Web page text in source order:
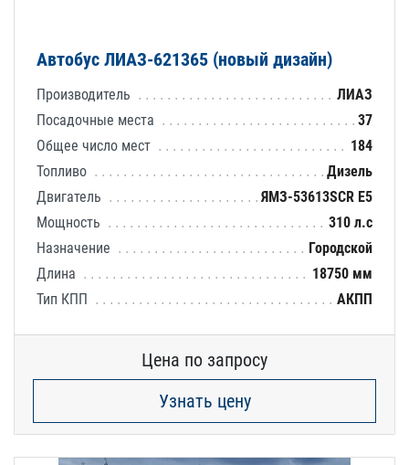
Автобус ЛИАЗ-621365 (новый дизайн)
Производитель
ЛИАЗ
Посадочные места
37
Общее число мест
184
Топливо
Дизель
Двигатель
ЯМЗ-53613SCR E5
Мощность
310 л.с
Назначение
Городской
Длина
18750 мм
Тип КПП
АКПП
Цена по запросу
Узнать цену